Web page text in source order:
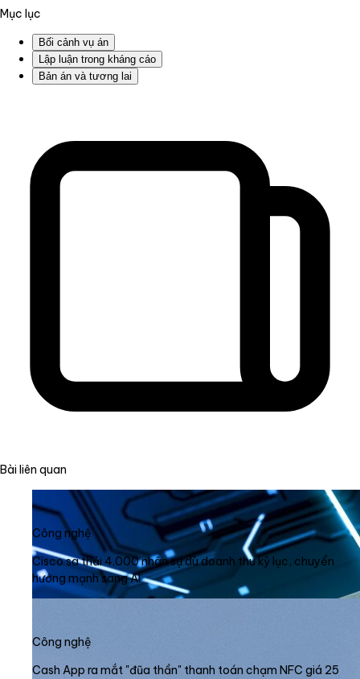
Mục lục
Bối cảnh vụ án
Lập luận trong kháng cáo
Bản án và tương lai
Bài liên quan
Công nghệ
Cisco sa thải 4.000 nhân sự dù doanh thu kỷ lục, chuyển
hướng mạnh sang AI
Công nghệ
Cash App ra mắt "đũa thần" thanh toán chạm NFC giá 25